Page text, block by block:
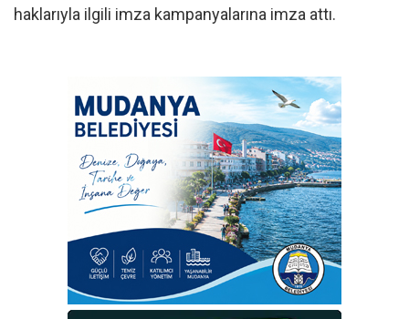
haklarıyla ilgili imza kampanyalarına imza attı.